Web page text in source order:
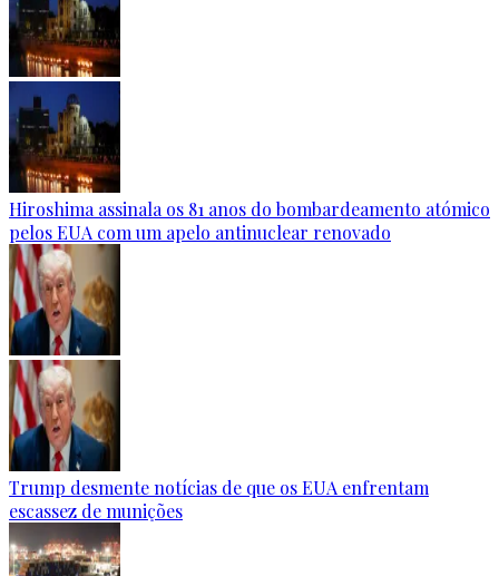
Hiroshima assinala os 81 anos do bombardeamento atómico
pelos EUA com um apelo antinuclear renovado
Trump desmente notícias de que os EUA enfrentam
escassez de munições